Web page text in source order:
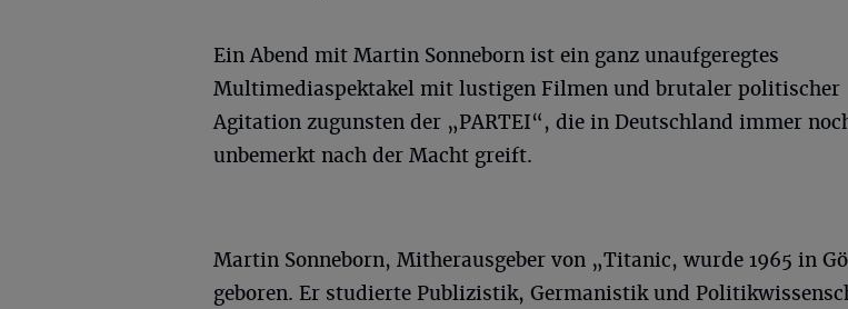
Ein Abend mit Martin Sonneborn ist ein ganz unaufgeregtes
Multimediaspektakel mit lustigen Filmen und brutaler politischer
Agitation zugunsten der „PARTEI“, die in Deutschland immer
unbemerkt nach der Macht greift.
Martin Sonneborn, Mitherausgeber von „Titanic, wurde 1965 in
geboren. Er studierte Publizistik, Germanistik und